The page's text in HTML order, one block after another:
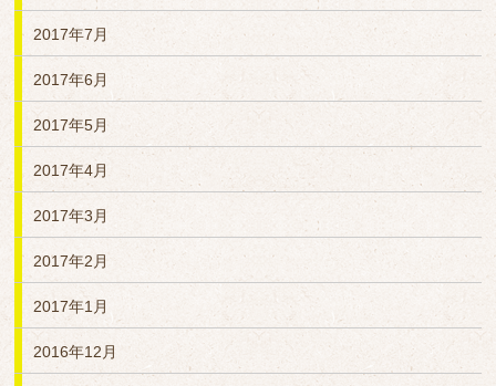
2017年7月
2017年6月
2017年5月
2017年4月
2017年3月
2017年2月
2017年1月
2016年12月